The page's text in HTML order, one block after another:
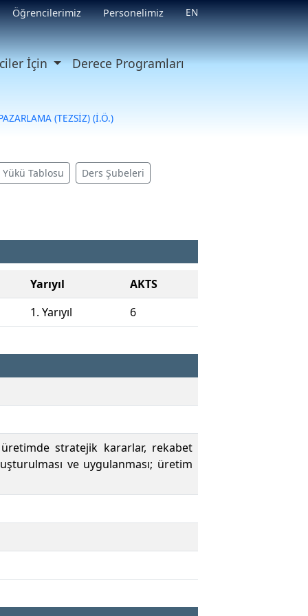
Öğrencilerimiz Personelimiz EN
İçin Derece Programları
(TEZSİZ) (İ.Ö.)
Yükü Tablosu Ders Şubeleri
Yarıyıl
AKTS
1. Yarıyıl 6
stratejik kararlar, rekabet
ve uygulanması; üretim